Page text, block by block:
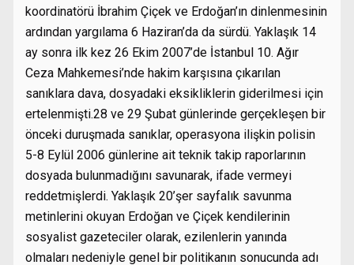
koordinatörü İbrahim Çiçek ve Erdoğan’ın dinlenmesinin
ardından yargılama 6 Haziran’da da sürdü. Yaklaşık 14
ay sonra ilk kez 26 Ekim 2007’de İstanbul 10. Ağır
Ceza Mahkemesi’nde hakim karşısına çıkarılan
sanıklara dava, dosyadaki eksikliklerin giderilmesi için
ertelenmişti.28 ve 29 Şubat günlerinde gerçekleşen bir
önceki duruşmada sanıklar, operasyona ilişkin polisin
5-8 Eylül 2006 günlerine ait teknik takip raporlarının
dosyada bulunmadığını savunarak, ifade vermeyi
reddetmişlerdi. Yaklaşık 20’şer sayfalık savunma
metinlerini okuyan Erdoğan ve Çiçek kendilerinin
sosyalist gazeteciler olarak, ezilenlerin yanında
olmaları nedeniyle genel bir politikanın sonucunda adı